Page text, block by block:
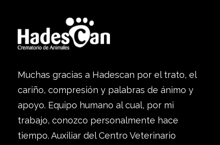
Muchas gracias a Hadescan por el trato, el
cariño, compresión y palabras de ánimo y
apoyo. Equipo humano al cual, por mi
trabajo, conozco personalmente hace
tiempo. Auxiliar del Centro Veterinario